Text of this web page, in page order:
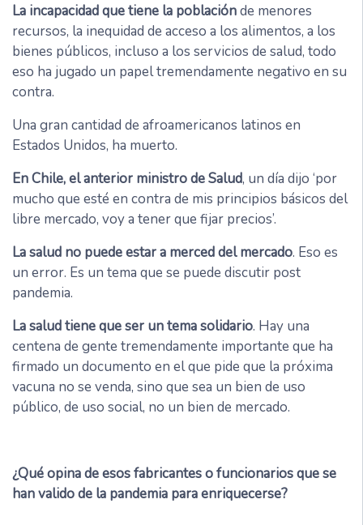
La incapacidad que tiene la poblaciónde menores
recursos, la inequidad de acceso a los alimentos, a los
bienes públicos, incluso a los servicios de salud, todo
eso ha jugado un papel tremendamente negativo en su
contra.
Una gran cantidad de afroamericanos latinos en
Estados Unidos, ha muerto.
En Chile, el anterior ministro de Salud, un día dijo ‘por
mucho que esté en contra de mis principios básicos del
libre mercado, voy a tener que fijar precios’.
La salud no puede estar a merced del mercado. Eso es
un error. Es un tema que se puede discutir post
pandemia.
La salud tiene que ser un tema solidario. Hay una
centena de gente tremendamente importante que ha
firmado un documento en el que pide que la próxima
vacuna no se venda, sino que sea un bien de uso
público, de uso social, no un bien de mercado.
¿Qué opina de esos fabricantes o funcionarios que se
han valido de la pandemia para enriquecerse?